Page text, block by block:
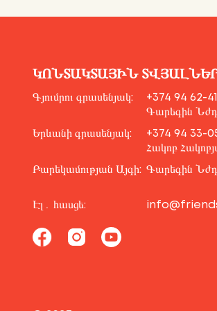
ԿՈՆՏԱԿՏԱՅԻՆ
Գյումրու գրասենյակ:
+374 94 62-
Գարեգին
Երևանի գրասենյակ:
+374 94 33-
Հակոբ
Բարեկամության Այգի: Գարեգին
Էլ․ հասցե: